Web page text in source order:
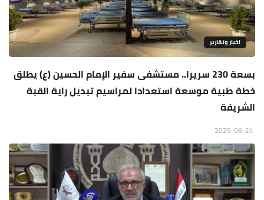
اخبار وتقارير
بسعة 230 سريرا.. مستشفى سفير الإمام الحسين (ع) يطلق
خطة طبية موسعة استعدادا لمراسيم تبديل راية القبة
الشريفة